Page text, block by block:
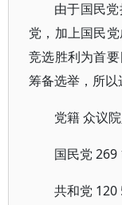
由于国民
党，加上国民
竞选胜利为首
筹备选举，所以
党籍 众议
国民党 269
共和党 120